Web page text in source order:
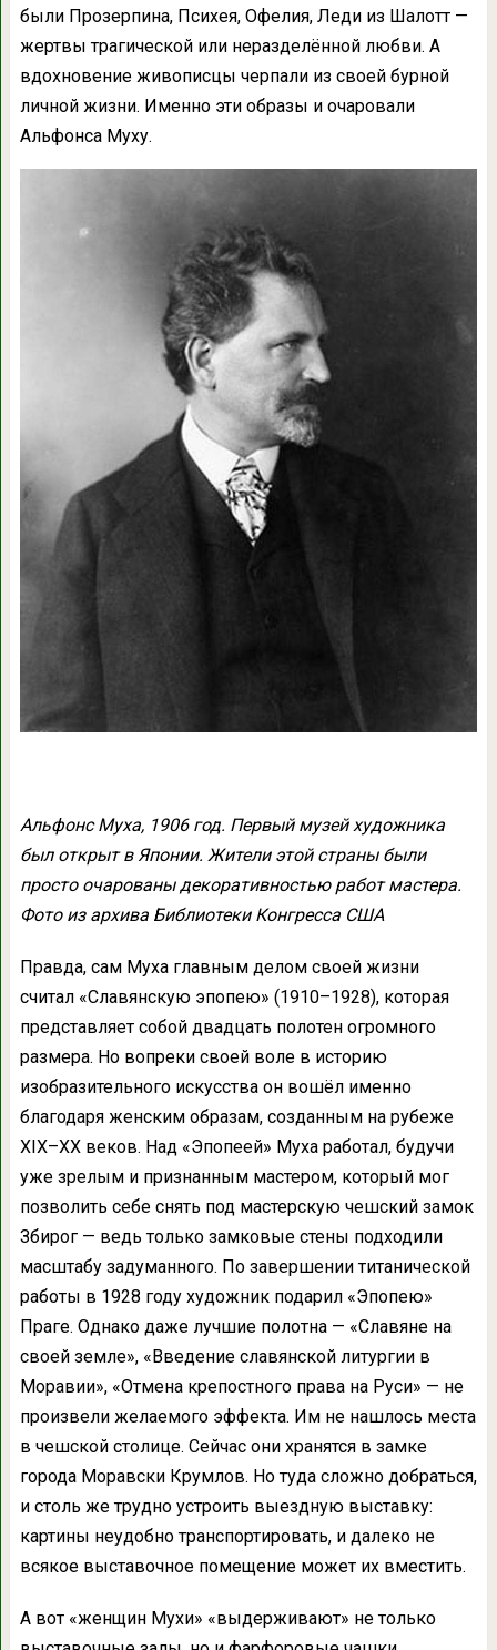
были Прозерпина, Психея, Офелия, Леди из Шалотт —
жертвы трагической или неразделённой любви. А
вдохновение живописцы черпали из своей бурной
личной жизни. Именно эти образы и очаровали
Альфонса Муху.
Альфонс Муха, 1906 год. Первый музей художника
был открыт в Японии. Жители этой страны были
просто очарованы декоративностью работ мастера.
Фото из архива Библиотеки Конгресса США
Правда, сам Муха главным делом своей жизни
считал «Славянскую эпопею» (1910–1928), которая
представляет собой двадцать полотен огромного
размера. Но вопреки своей воле в историю
изобразительного искусства он вошёл именно
благодаря женским образам, созданным на рубеже
XIX–XX веков. Над «Эпопеей» Муха работал, будучи
уже зрелым и признанным мастером, который мог
позволить себе снять под мастерскую чешский замок
Збирог — ведь только замковые стены подходили
масштабу задуманного. По завершении титанической
работы в 1928 году художник подарил «Эпопею»
Праге. Однако даже лучшие полотна — «Славяне на
своей земле», «Введение славянской литургии в
Моравии», «Отмена крепостного права на Руси» — не
произвели желаемого эффекта. Им не нашлось места
в чешской столице. Сейчас они хранятся в замке
города Моравски Крумлов. Но туда сложно добраться,
и столь же трудно устроить выездную выставку:
картины неудобно транспортировать, и далеко не
всякое выставочное помещение может их вместить.
А вот «женщин Мухи» «выдерживают» не только